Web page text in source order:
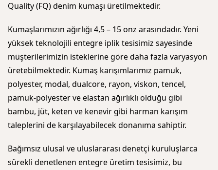
Quality (FQ) denim kumaşı üretilmektedir.
Kumaşlarımızın ağırlığı 4,5 – 15 onz arasındadır. Yeni
yüksek teknolojili entegre iplik tesisimiz sayesinde
müşterilerimizin isteklerine göre daha fazla varyasyon
üretebilmektedir. Kumaş karışımlarımız pamuk,
polyester, modal, dualcore, rayon, viskon, tencel,
pamuk-polyester ve elastan ağırlıklı olduğu gibi
bambu, jüt, keten ve kenevir gibi harman karışım
taleplerini de karşılayabilecek donanıma sahiptir.
Bağımsız ulusal ve uluslararası denetçi kuruluşlarca
sürekli denetlenen entegre üretim tesisimiz, bu